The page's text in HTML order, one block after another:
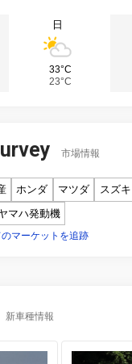
日
33°C
23°C
市場情報
ホンダ マツダ スズキ
マハ発動機
マーケットを追跡
新車種情報